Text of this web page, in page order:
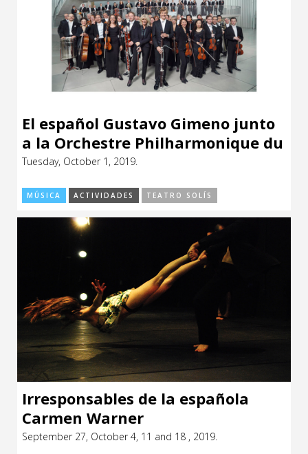
El español Gustavo Gimeno junto
a la Orchestre Philharmonique du
Luxembourg
Tuesday, October 1, 2019.
MÚSICA ACTIVIDADES TEATRO SOLÍS
Irresponsables de la española
Carmen Warner
September 27, October 4, 11 and 18 , 2019.